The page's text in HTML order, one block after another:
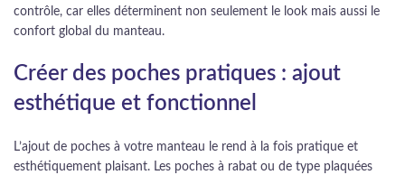
contrôle, car elles déterminent non seulement le look mais aussi le
confort global du manteau.
Créer des poches pratiques : ajout
esthétique et fonctionnel
L’ajout de poches à votre manteau le rend à la fois pratique et
esthétiquement plaisant. Les poches à rabat ou de type plaquées